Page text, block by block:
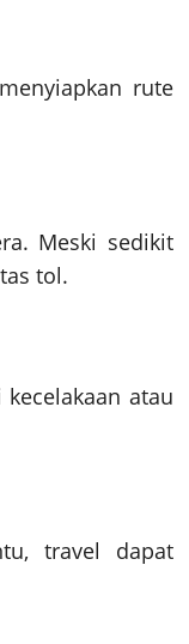
rute
Meski sedikit
tol.
atau
travel dapat